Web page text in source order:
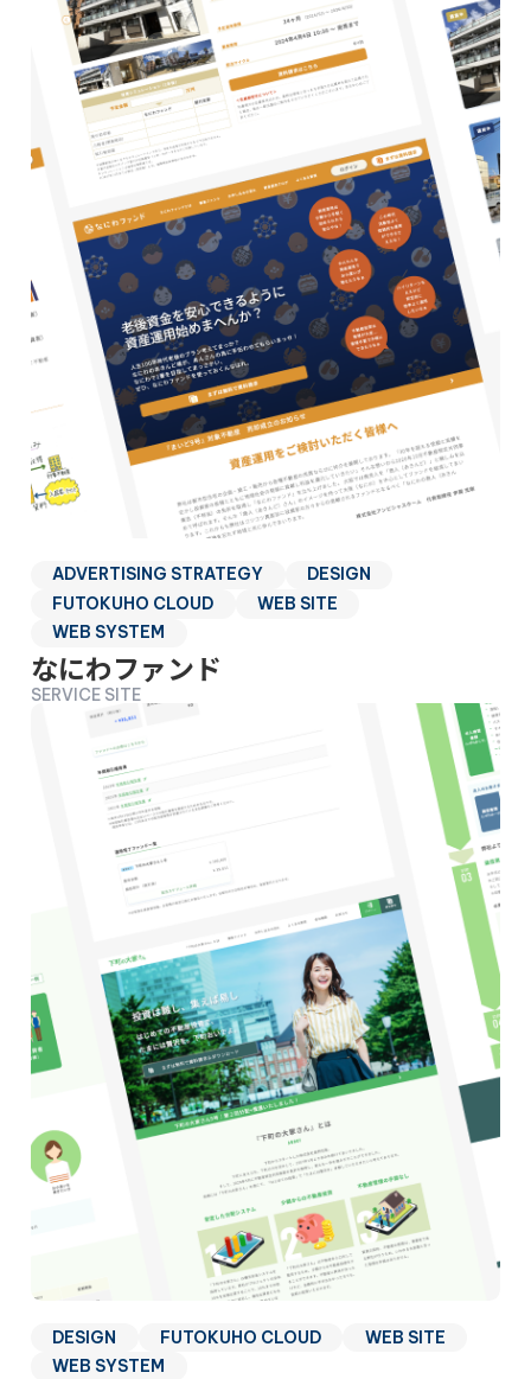
ADVERTISING STRATEGY
DESIGN
FUTOKUHO CLOUD
WEB SITE
WEB SYSTEM
なにわファンド
SERVICE SITE
DESIGN FUTOKUHO CLOUD
WEB SITE
WEB SYSTEM